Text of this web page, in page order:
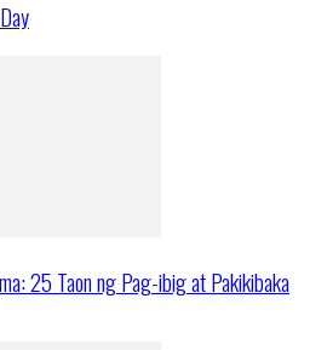
25 Taon ng Pag-ibig at Pakikibaka